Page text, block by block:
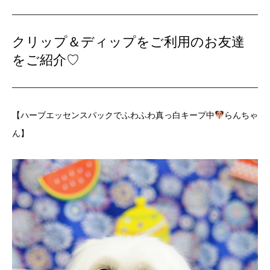
クリップ＆ディップをご利用のお友達
をご紹介♡
【ハーブエッセンスパックでふわふわ真っ白キープ中
らんちゃ
ん】